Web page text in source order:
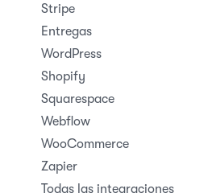
Stripe
Entregas
WordPress
Shopify
Squarespace
Webflow
WooCommerce
Zapier
Todas las integraciones